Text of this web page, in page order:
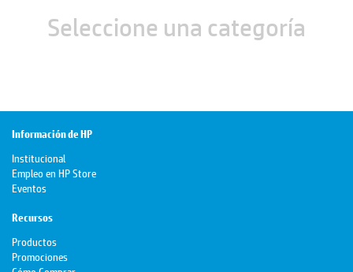
Seleccione una categoría
Información de HP
Institucional
Empleo en HP Store
Eventos
Recursos
Productos
Promociones